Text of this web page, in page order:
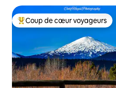
Coups de cœur voyageurs les
Coup de cœur voyageurs